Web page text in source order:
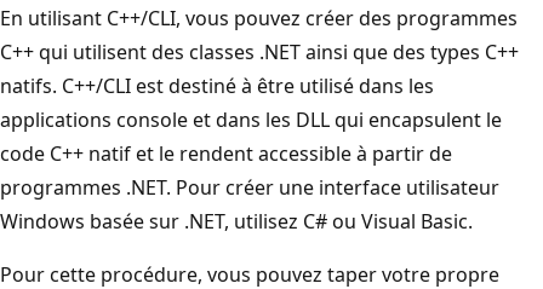
En utilisant C++/CLI, vous pouvez créer des programmes
C++ qui utilisent des classes .NET ainsi que des types C++
natifs. C++/CLI est destiné à être utilisé dans les
applications console et dans les DLL qui encapsulent le
code C++ natif et le rendent accessible à partir de
programmes .NET. Pour créer une interface utilisateur
Windows basée sur .NET, utilisez C# ou Visual Basic.
Pour cette procédure, vous pouvez taper votre propre